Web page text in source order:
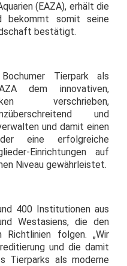
(EAZA), erhält die
bekommt somit seine
bestätigt.
Tierpark als
dem innovativen,
verschrieben,
und
und damit einen
eine erfolgreiche
Einrichtungen auf
Niveau gewährleistet.
400 Institutionen aus
Westasiens, die den
Richtlinien folgen. „Wir
und die damit
Tierparks als moderne